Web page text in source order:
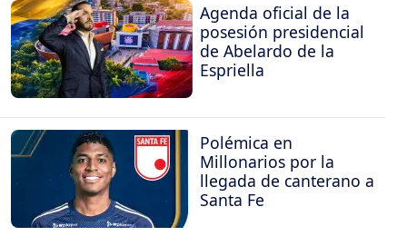
Agenda oficial de la
posesión presidencial
de Abelardo de la
Espriella
Polémica en
Millonarios por la
llegada de canterano a
Santa Fe